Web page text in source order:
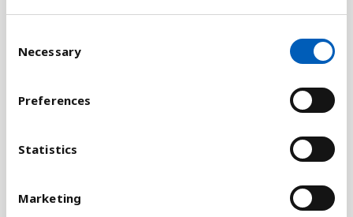
Necessary
Preferences
Statistics
Marketing
(HDI) og MPI er, at man vurderer kendetegnene;
hinanden. Det betyder for eksempel, at hvis et
menneske er underernæret eller ikke går i skole,
så er det en mere alvorlig form for fattigdom, end
hvis man mangler elektricitet og telefon, der man
fattige?